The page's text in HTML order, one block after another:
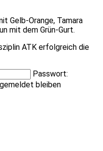
Gelb-Orange, Tamara
mit dem Grün-Gurt.
ATK erfolgreich die
Passwort:
bleiben